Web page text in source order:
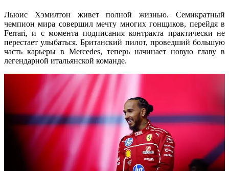
Льюис Хэмилтон живет полной жизнью. Семикратный
чемпион мира совершил мечту многих гонщиков, перейдя в
Ferrari, и с момента подписания контракта практически не
перестает улыбаться. Британский пилот, проведший большую
часть карьеры в Mercedes, теперь начинает новую главу в
легендарной итальянской команде.